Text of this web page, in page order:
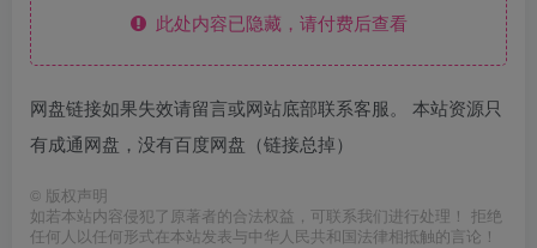
此处内容已隐藏，请付费后查看
网盘链接如果失效请留言或网站底部联系客服。 本站资源只
有成通网盘，没有百度网盘（链接总掉）
© 版权声明
如若本站内容侵犯了原著者的合法权益，可联系我们进行处理！ 拒绝
任何人以任何形式在本站发表与中华人民共和国法律相抵触的言论！